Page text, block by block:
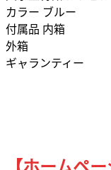
カラー ブルー
付属品 内箱
外箱
ギャランティー